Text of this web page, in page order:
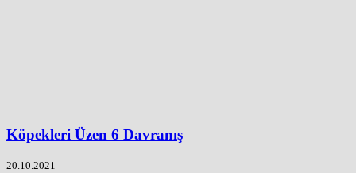
Köpekleri Üzen 6 Davranış
20.10.2021